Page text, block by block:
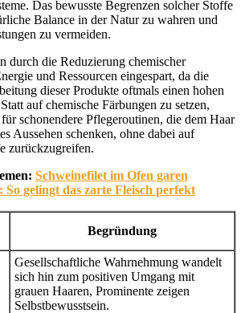
Das bewusste Begrenzen solcher Stoffe
Balance in der Natur zu wahren und
zu vermeiden.
durch die Reduzierung chemischer
und Ressourcen eingespart, da die
dieser Produkte oftmals einen hohen
auf chemische Färbungen zu setzen,
schonendere Pflegeroutinen, die dem Haar
Aussehen schenken, ohne dabei auf
zurückzugreifen.
Schweinefilet im Ofen garen
So gelingt das zarte Fleisch perfekt
Begründung
Gesellschaftliche Wahrnehmung wandelt
sich hin zum positiven Umgang mit
grauen Haaren, Prominente zeigen
Selbstbewusstsein.